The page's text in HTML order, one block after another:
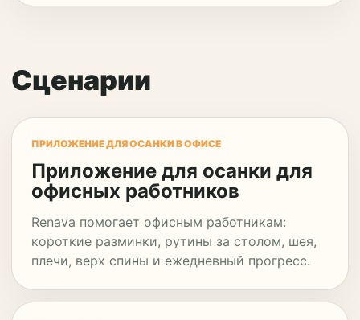
Сценарии
ПРИЛОЖЕНИЕ ДЛЯ ОСАНКИ В ОФИСЕ
Приложение для осанки для
офисных работников
Renava помогает офисным работникам:
короткие разминки, рутины за столом, шея,
плечи, верх спины и ежедневный прогресс.